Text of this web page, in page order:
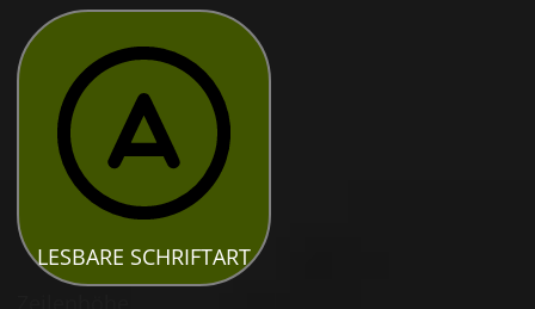
LESBARE SCHRIFTART